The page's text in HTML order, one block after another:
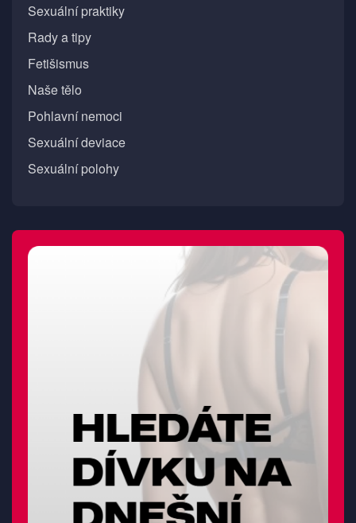
Sexuální praktiky
Rady a tipy
Fetišismus
Naše tělo
Pohlavní nemoci
Sexuální deviace
Sexuální polohy